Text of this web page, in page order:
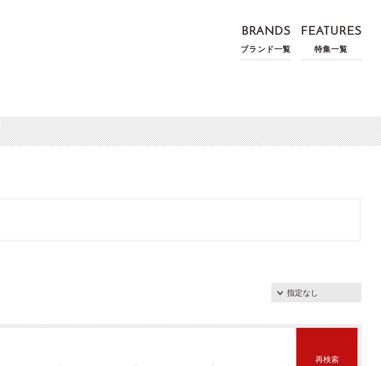
BRANDS
ブランド一覧
FEATURES
特集一覧